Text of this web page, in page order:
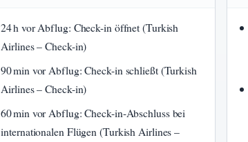
24 h vor Abflug: Check-in öffnet (Turkish
Airlines – Check-in)
90 min vor Abflug: Check-in schließt (Turkish
Airlines – Check-in)
60 min vor Abflug: Check-in-Abschluss bei
internationalen Flügen (Turkish Airlines –